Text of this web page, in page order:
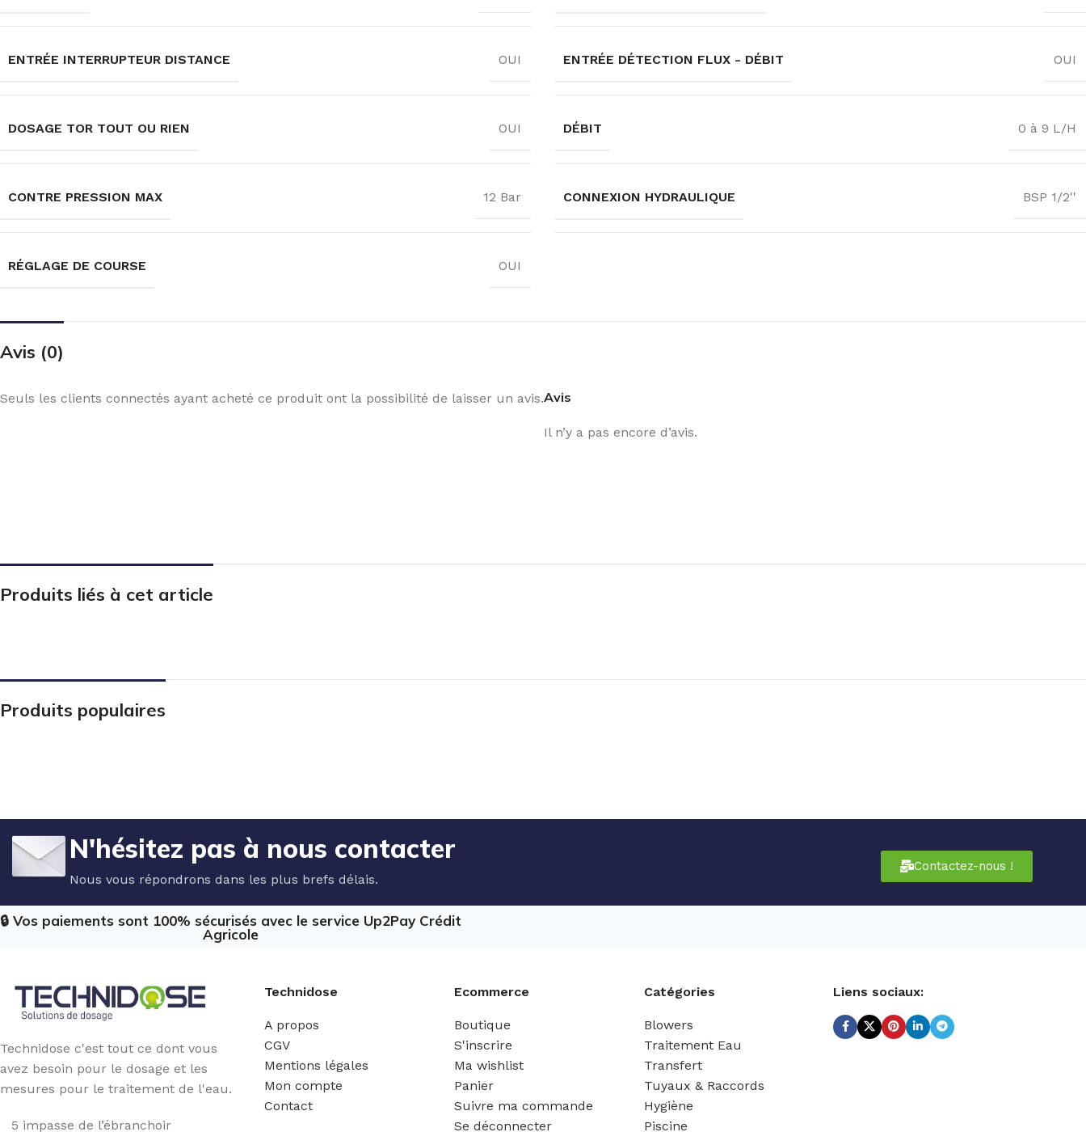
ENTRÉE INTERRUPTEUR DISTANCE OUI ENTRÉE DÉTECTION FLUX - DÉBIT OUI
DOSAGE TOR TOUT OU RIEN OUI DÉBIT 0 à 9 L/H
CONTRE PRESSION MAX 12 Bar CONNEXION HYDRAULIQUE BSP 1/2''
RÉGLAGE DE COURSE OUI
Avis (0)
Avis
Il n’y a pas encore d’avis.
Seuls les clients connectés ayant acheté ce produit ont la possibilité de laisser un avis.
Produits liés à cet article
Produits populaires
N'hésitez pas à nous contacter
Nous vous répondrons dans les plus brefs délais.
Contactez-nous !
🔒 Vos paiements sont 100% sécurisés avec le service Up2Pay Crédit
Agricole
Technidose c'est tout ce dont vous
avez besoin pour le dosage et les
mesures pour le traitement de l'eau.
5 impasse de l’ébranchoir
Technidose
A propos
CGV
Mentions légales
Mon compte
Contact
Ecommerce
Boutique
S'inscrire
Ma wishlist
Panier
Suivre ma commande
Se déconnecter
Catégories
Blowers
Traitement Eau
Transfert
Tuyaux & Raccords
Hygiène
Piscine
Liens sociaux: